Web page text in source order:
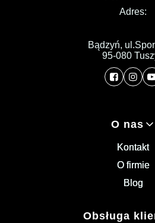
Adres:
Bądzyń,
95-080
O nas
Kontakt
O firmie
Blog
Obsługa